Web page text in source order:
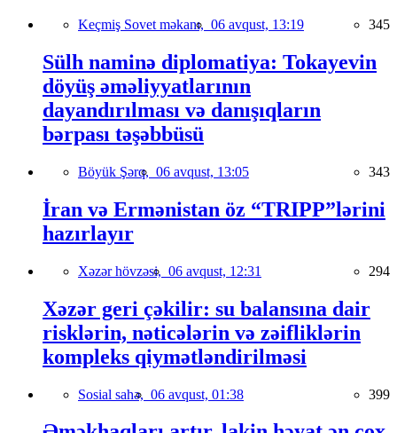
Keçmiş Sovet məkanı, 06 avqust, 13:19 345
Sülh naminə diplomatiya: Tokayevin
döyüş əməliyyatlarının
dayandırılması və danışıqların
bərpası təşəbbüsü
Böyük Şərq, 06 avqust, 13:05 343
İran və Ermənistan öz “TRIPP”lərini
hazırlayır
Xəzər hövzəsi, 06 avqust, 12:31 294
Xəzər geri çəkilir: su balansına dair
risklərin, nəticələrin və zəifliklərin
kompleks qiymətləndirilməsi
Sosial sahə, 06 avqust, 01:38 399